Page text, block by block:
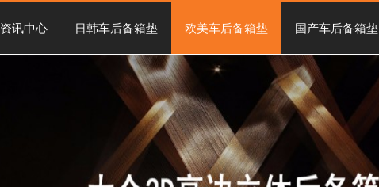
资讯中心 日韩车后备箱垫 欧美车后备箱垫 国产车后备箱垫